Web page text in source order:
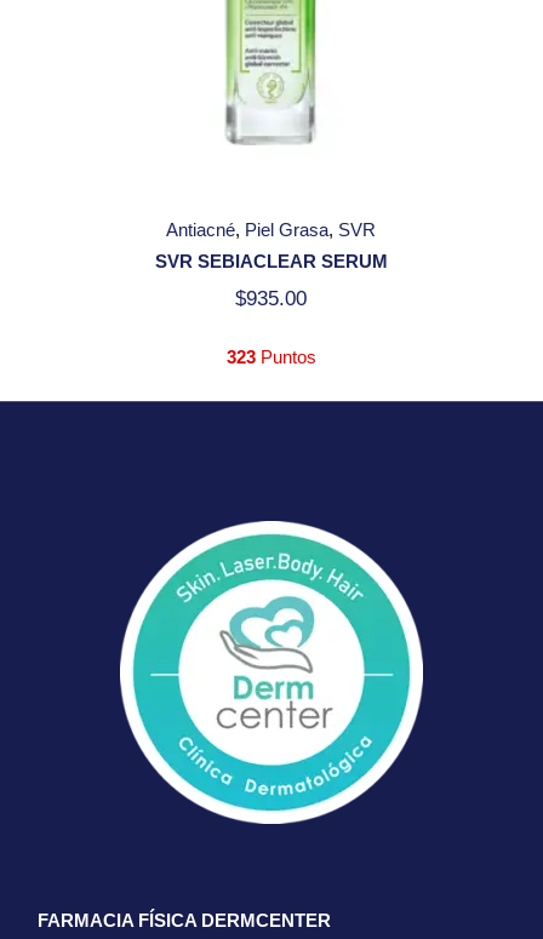
Antiacné Piel Grasa SVR
SVR SEBIACLEAR SERUM
$935.00
323Puntos
FARMACIA FÍSICA DERMCENTER